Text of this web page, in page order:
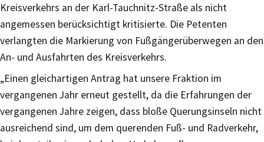
Kreisverkehrs an der Karl-Tauchnitz-Straße als nicht
angemessen berücksichtigt kritisierte. Die Petenten
verlangten die Markierung von Fußgängerüberwegen an den
An- und Ausfahrten des Kreisverkehrs.
„Einen gleichartigen Antrag hat unsere Fraktion im
vergangenen Jahr erneut gestellt, da die Erfahrungen der
vergangenen Jahre zeigen, dass bloße Querungsinseln nicht
ausreichend sind, um dem querenden Fuß- und Radverkehr,